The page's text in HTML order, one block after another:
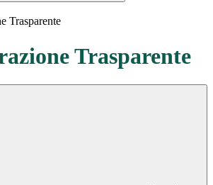
Trasparente
Trasparente